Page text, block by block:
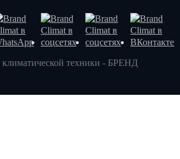
климатической техники - БРЕНД